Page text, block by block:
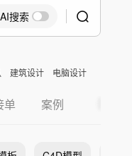
AI搜索
建筑设计
电脑设计
单 案例